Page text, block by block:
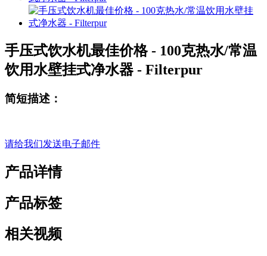
手压式饮水机最佳价格 - 100克热水/常温
饮用水壁挂式净水器 - Filterpur
简短描述：
请给我们发送电子邮件
产品详情
产品标签
相关视频